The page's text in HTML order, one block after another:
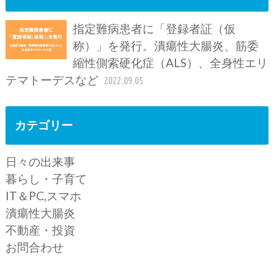
指定難病患者に「登録者証（仮
称）」を発行。潰瘍性大腸炎、筋委
縮性側索硬化症（ALS）、全身性エリ
テマトーデスなど 2022.09.05
カテゴリー
日々の出来事
暮らし・子育て
IT＆PC,スマホ
潰瘍性大腸炎
不動産・投資
お問合わせ